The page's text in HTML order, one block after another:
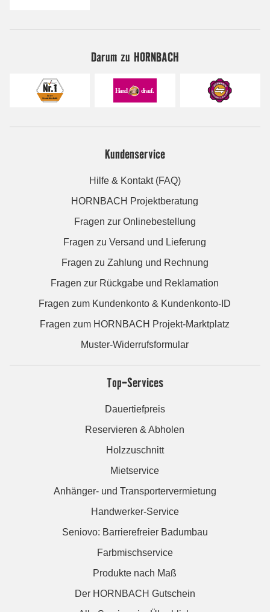
Darum zu HORNBACH
Kundenservice
Hilfe & Kontakt (FAQ)
HORNBACH Projektberatung
Fragen zur Onlinebestellung
Fragen zu Versand und Lieferung
Fragen zu Zahlung und Rechnung
Fragen zur Rückgabe und Reklamation
Fragen zum Kundenkonto & Kundenkonto-ID
Fragen zum HORNBACH Projekt-Marktplatz
Muster-Widerrufsformular
Top-Services
Dauertiefpreis
Reservieren & Abholen
Holzzuschnitt
Mietservice
Anhänger- und Transportervermietung
Handwerker-Service
Seniovo: Barrierefreier Badumbau
Farbmischservice
Produkte nach Maß
Der HORNBACH Gutschein